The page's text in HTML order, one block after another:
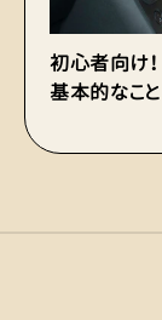
初心者向け
基本的なこと